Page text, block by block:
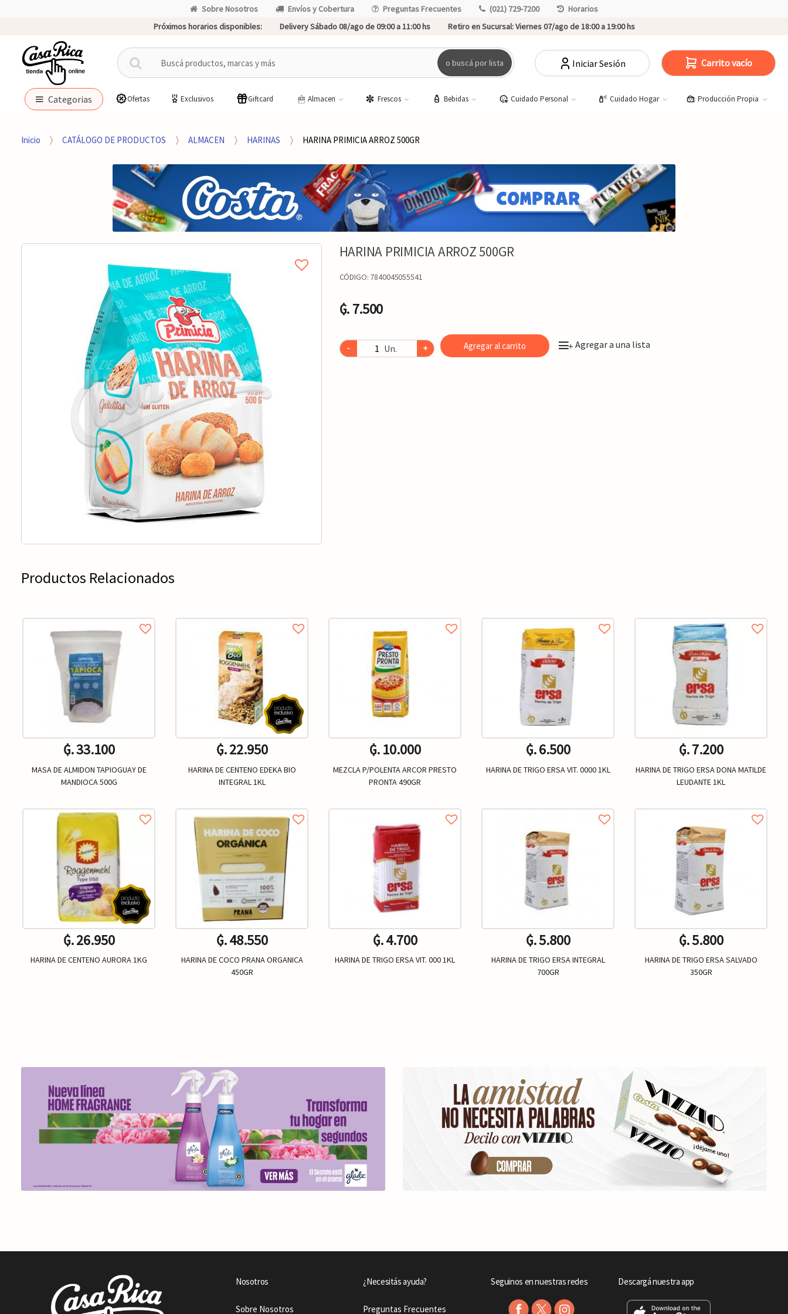
Sobre Nosotros Envíos y Cobertura Preguntas Frecuentes (021) 729-7200
Horarios
Próximos horarios disponibles:
Delivery Sábado 08/ago de 09:00 a 11:00 hs Retiro en Sucursal:Viernes 07/ago de 18:00 a 19:00 hs
B
u
c
p
r
o buscá por lista Iniciar Sesión Carrito vacío
Categorias Ofertas Exclusivos Giftcard Almacen Frescos Bebidas Cuidado Personal Cuidado Hogar Producción Propia
Inicio CATÁLOGO DE PRODUCTOS ALMACEN HARINAS HARINA PRIMICIA ARROZ 500GR
HARINA PRIMICIA ARROZ 500GR
CÓDIGO: 7840045055541
₲. 7.500
- Un. + Agregar al carrito +Agregar a una lista
Productos Relacionados
₲. 33.100
MASA DE ALMIDON TAPIOGUAY DE
MANDIOCA 500G
₲. 26.950
HARINA DE CENTENO AURORA 1KG
₲. 22.950
HARINA DE CENTENO EDEKA BIO
INTEGRAL 1KL
₲. 48.550
HARINA DE COCO PRANA ORGANICA
450GR
₲. 10.000
MEZCLA P/POLENTA ARCOR PRESTO
PRONTA 490GR
₲. 4.700
HARINA DE TRIGO ERSA VIT. 000 1KL
₲. 6.500
HARINA DE TRIGO ERSA VIT. 0000 1KL
₲. 5.800
HARINA DE TRIGO ERSA INTEGRAL
700GR
₲. 7.200
HARINA DE TRIGO ERSA DONA MATILDE
LEUDANTE 1KL
₲. 5.800
HARINA DE TRIGO ERSA SALVADO
350GR
Nosotros
Sobre Nosotros
¿Necesitás ayuda?
Preguntas Frecuentes
Seguinos en nuestras redes Descargá nuestra app